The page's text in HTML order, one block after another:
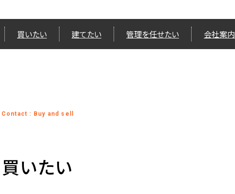
買いたい 建てたい 管理を任せたい 会社案内
Contact : Buy and sell
買いたい